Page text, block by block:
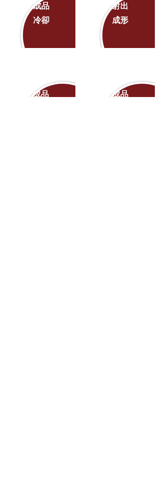
成品
冷卻
射出
成形
成品
成品